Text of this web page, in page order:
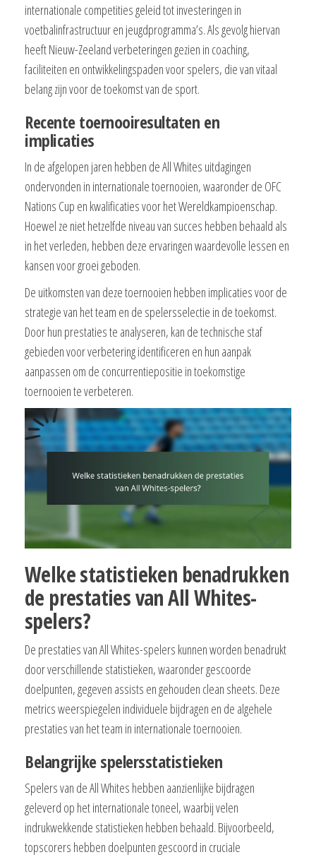
internationale competities geleid tot investeringen in
voetbalinfrastructuur en jeugdprogramma’s. Als gevolg hiervan
heeft Nieuw-Zeeland verbeteringen gezien in coaching,
faciliteiten en ontwikkelingspaden voor spelers, die van vitaal
belang zijn voor de toekomst van de sport.
Recente toernooiresultaten en
implicaties
In de afgelopen jaren hebben de All Whites uitdagingen
ondervonden in internationale toernooien, waaronder de OFC
Nations Cup en kwalificaties voor het Wereldkampioenschap.
Hoewel ze niet hetzelfde niveau van succes hebben behaald als
in het verleden, hebben deze ervaringen waardevolle lessen en
kansen voor groei geboden.
De uitkomsten van deze toernooien hebben implicaties voor de
strategie van het team en de spelersselectie in de toekomst.
Door hun prestaties te analyseren, kan de technische staf
gebieden voor verbetering identificeren en hun aanpak
aanpassen om de concurrentiepositie in toekomstige
toernooien te verbeteren.
Welke statistieken benadrukken
de prestaties van All Whites-
spelers?
De prestaties van All Whites-spelers kunnen worden benadrukt
door verschillende statistieken, waaronder gescoorde
doelpunten, gegeven assists en gehouden clean sheets. Deze
metrics weerspiegelen individuele bijdragen en de algehele
prestaties van het team in internationale toernooien.
Belangrijke spelersstatistieken
Spelers van de All Whites hebben aanzienlijke bijdragen
geleverd op het internationale toneel, waarbij velen
indrukwekkende statistieken hebben behaald. Bijvoorbeeld,
topscorers hebben doelpunten gescoord in cruciale